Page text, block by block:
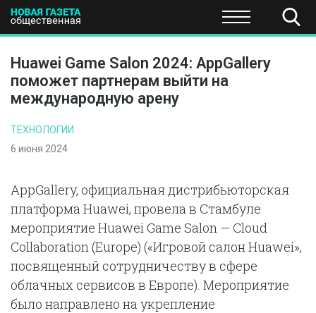
ПОЛИТИКА ЭКОНОМИКА НАУКА И
Huawei Game Salon 2024: AppGallery
поможет партнерам выйти на
международную арену
ТЕХНОЛОГИИ
6 июня 2024
AppGallery, официальная дистрибьюторская
платформа Huawei, провела в Стамбуле
мероприятие Huawei Game Salon — Cloud
Collaboration (Europe) («Игровой салон Huawei»,
посвященный сотрудничеству в сфере
облачных сервисов в Европе). Мероприятие
было направлено на укрепление